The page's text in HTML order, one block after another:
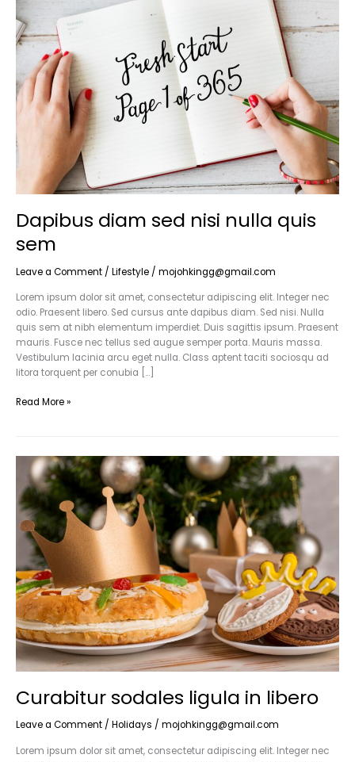
Dapibus diam sed nisi nulla quis
sem
Leave a Comment / Lifestyle / mojohkingg@gmail.com
Lorem ipsum dolor sit amet, consectetur adipiscing elit. Integer nec
odio. Praesent libero. Sed cursus ante dapibus diam. Sed nisi. Nulla
quis sem at nibh elementum imperdiet. Duis sagittis ipsum. Praesent
mauris. Fusce nec tellus sed augue semper porta. Mauris massa.
Vestibulum lacinia arcu eget nulla. Class aptent taciti sociosqu ad
litora torquent per conubia […]
sed
nisi
nulla
sem
Read More »
Curabitur sodales ligula in libero
Leave a Comment / Holidays / mojohkingg@gmail.com
Lorem ipsum dolor sit amet, consectetur adipiscing elit. Integer nec
Curabitur
sodales
ligula
in
libero